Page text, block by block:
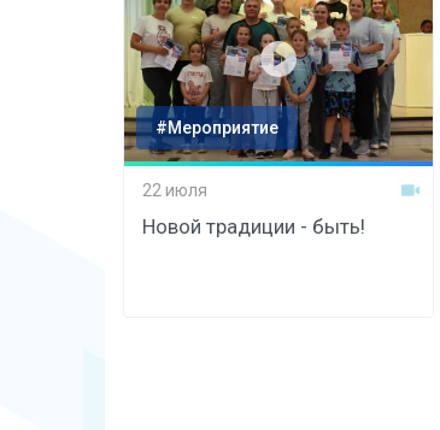
#Мероприятие
22 июля
Новой традиции - быть!